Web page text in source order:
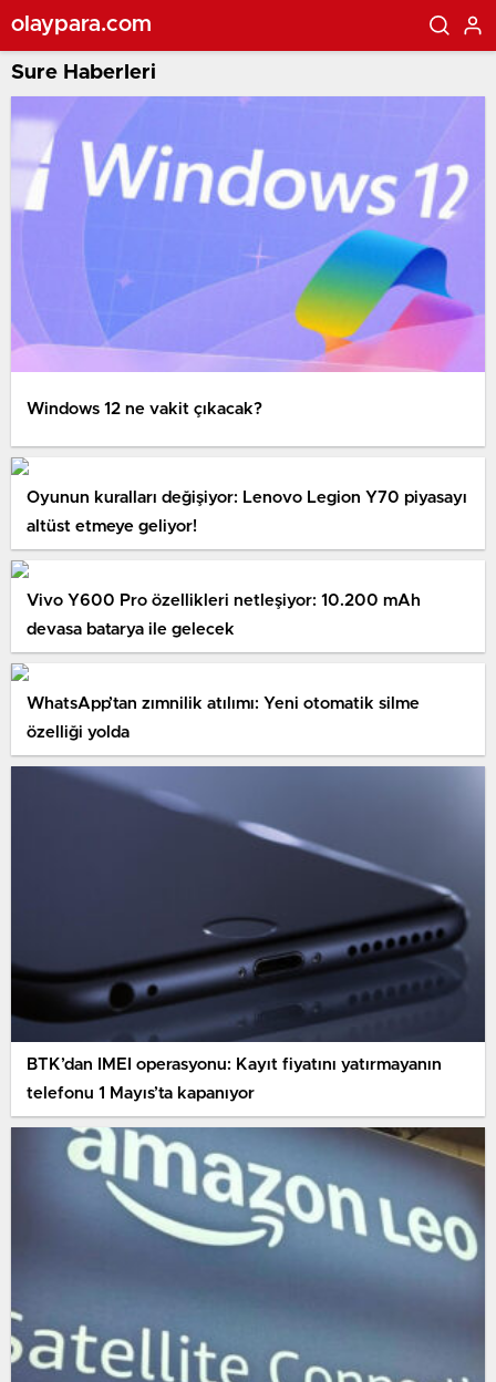
olaypara.com
Sure Haberleri
Windows 12 ne vakit çıkacak?
Oyunun kuralları değişiyor: Lenovo Legion Y70 piyasayı
altüst etmeye geliyor!
Vivo Y600 Pro özellikleri netleşiyor: 10.200 mAh
devasa batarya ile gelecek
WhatsApp’tan zımnilik atılımı: Yeni otomatik silme
özelliği yolda
BTK’dan IMEI operasyonu: Kayıt fiyatını yatırmayanın
telefonu 1 Mayıs’ta kapanıyor